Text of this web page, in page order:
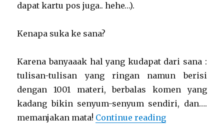
dapat kartu pos juga.. hehe…).
Kenapa suka ke sana?
Karena banyaaak hal yang kudapat dari sana :
tulisan-tulisan yang ringan namun berisi
dengan 1001 materi, berbalas komen yang
kadang bikin senyum-senyum sendiri, dan….
memanjakan mata! Continue reading